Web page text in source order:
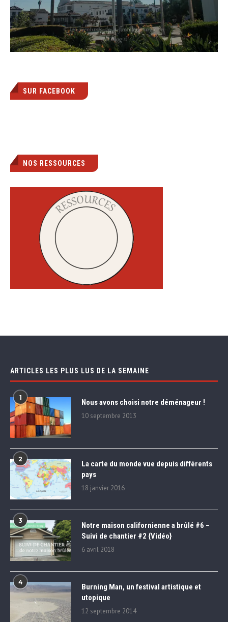
SUR FACEBOOK
NOS RESSOURCES
ARTICLES LES PLUS LUS DE LA SEMAINE
1 Nous avons choisi notre déménageur !
10 septembre 2013
2
La carte du monde vue depuis différents
pays
18 janvier 2016
3
Notre maison californienne a brûlé #6 –
Suivi de chantier #2 {Vidéo}
6 avril 2018
4
Burning Man, un festival artistique et
utopique
12 septembre 2014